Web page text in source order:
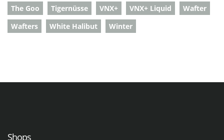
The Goo
Tigernüsse VNX+ VNX+ Liquid
Wafter
Wafters
White Halibut Winter
Shops